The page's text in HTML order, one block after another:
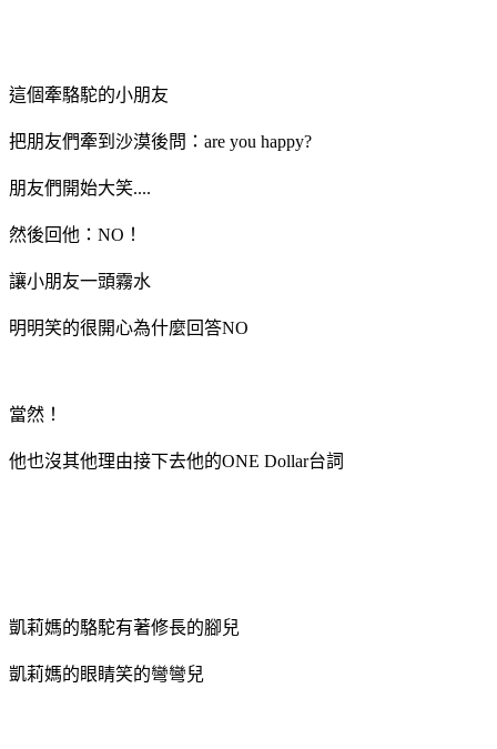
這個牽駱駝的小朋友
把朋友們牽到沙漠後問：are you happy?
朋友們開始大笑....
然後回他：NO！
讓小朋友一頭霧水
明明笑的很開心為什麼回答NO
當然！
他也沒其他理由接下去他的ONE Dollar台詞
凱莉媽的駱駝有著修長的腳兒
凱莉媽的眼睛笑的彎彎兒